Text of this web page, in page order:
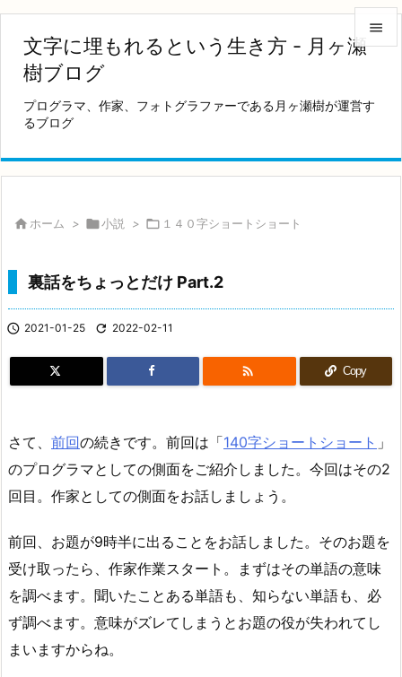
文字に埋もれるという生き方 - 月ヶ瀬
樹ブログ
プログラマ、作家、フォトグラファーである月ヶ瀬樹が運営す
るブログ



前へ
 ホーム > 小説 >  １４０字ショートショート
裏話をちょっとだけ Part.2
 2021-01-25  2022-02-11
 Copy
さて、 前回の続きです。前回は「140字ショートショート 」
のプログラマとしての側面をご紹介しました。今回はその2
回目。作家としての側面をお話しましょう。
前回、お題が9時半に出ることをお話しました。そのお題を
受け取ったら、作家作業スタート。まずはその単語の意味
を調べます。聞いたことある単語も、知らない単語も、必
ず調べます。意味がズレてしまうとお題の役が失われてし
まいますからね。